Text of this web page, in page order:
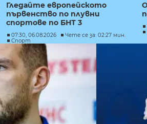
Гледайте европейското
първенство по плувни
спортове по БНТ 3
07:30, 06.08.2026
Чете се за: 02:27 мин.
Спорт